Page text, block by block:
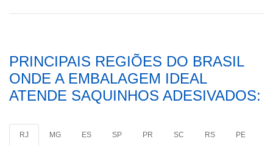
PRINCIPAIS REGIÕES DO BRASIL
ONDE A EMBALAGEM IDEAL
ATENDE SAQUINHOS ADESIVADOS:
RJ MG ES SP PR SC RS PE